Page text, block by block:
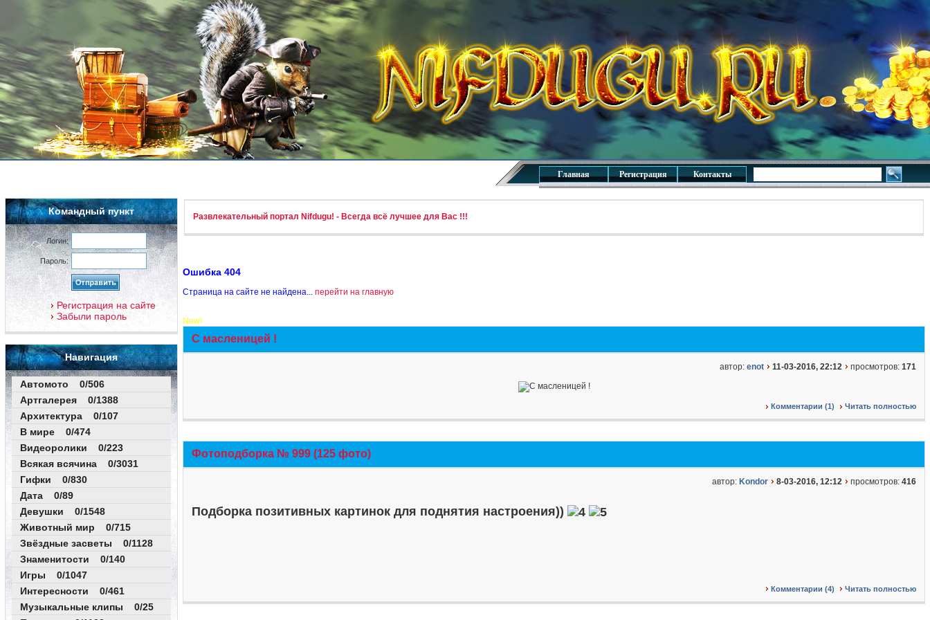
Главная Регистрация Контакты
Командный пункт
Логин:
Пароль:
Регистрация на сайте
Забыли пароль
Навигация
Автомото 0/506
Артгалерея 0/1388
Архитектура 0/107
В мире 0/474
Видеоролики 0/223
Всякая всячина 0/3031
Гифки 0/830
Дата 0/89
Девушки 0/1548
Животный мир 0/715
Звёздные засветы 0/1128
Знаменитости 0/140
Игры 0/1047
Интересности 0/461
Музыкальные клипы 0/25
Развлекательный портал Nifdugu! - Всегда всё лучшее для Вас !!!
Ошибка 404
Страница на сайте не найдена... перейти на главную
New!
С масленицей !
автор: enot 11-03-2016, 22:12 просмотров: 171
Комментарии (1) Читать полностью
Фотоподборка № 999 (125 фото)
автор: Kondor 8-03-2016, 12:12 просмотров: 416
Подборка позитивных картинок для поднятия настроения))
Комментарии (4) Читать полностью